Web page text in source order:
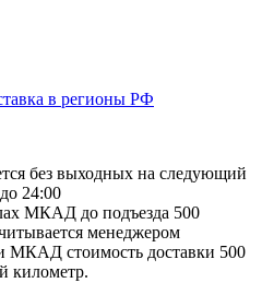
в регионы РФ
без выходных на следующий
24:00
МКАД до подъезда 500
менеджером
МКАД стоимость доставки 500
километр.